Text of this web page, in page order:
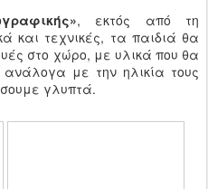
, εκτός από τη
και τεχνικές, τα παιδιά θα
στο χώρο, με υλικά που θα
με την ηλικία τους
γλυπτά.